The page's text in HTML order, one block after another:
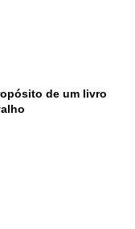
de um livro